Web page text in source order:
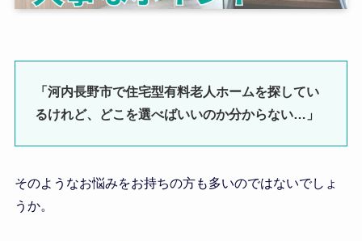
「河内長野市で住宅型有料老人ホームを探してい
るけれど、どこを選べばいいのか分からない…」
そのようなお悩みをお持ちの方も多いのではないでしょ
うか。